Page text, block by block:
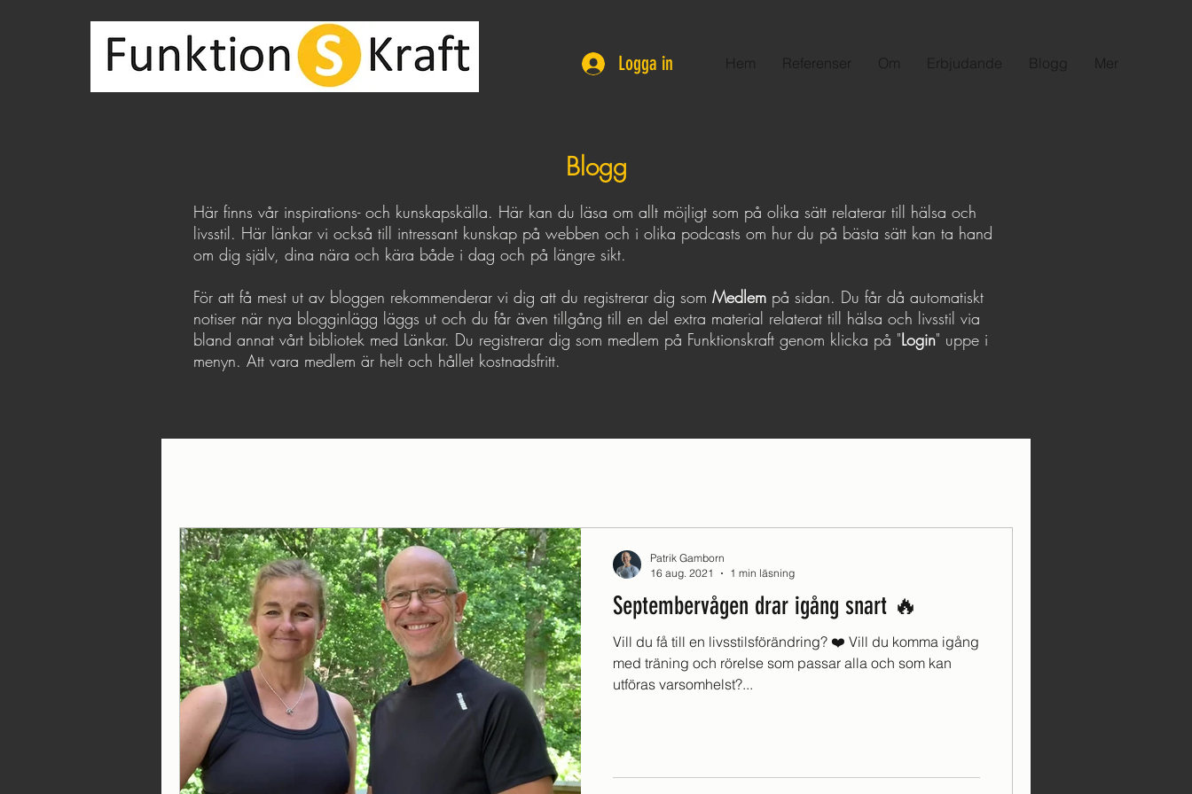
Logga in Hem Referenser Om Erbjudande Blogg Mer
Blogg
Här finns vår inspirations- och kunskapskälla. Här kan du läsa om allt möjligt som på olika sätt relaterar till hälsa och
livsstil. Här länkar vi också till intressant kunskap på webben och i olika podcasts om hur du på bästa sätt kan ta hand
om dig själv, dina nära och kära både i dag och på längre sikt.
För att få mest ut av bloggen rekommenderar vi dig att du registrerar dig som Medlem på sidan. Du får då automatiskt
notiser när nya blogginlägg läggs ut och du får även tillgång till en del extra material relaterat till hälsa och livsstil via
bland annat vårt bibliotek med Länkar. Du registrerar dig som medlem på Funktionskraft genom klicka på "Login" uppe i
menyn. Att vara medlem är helt och hållet kostnadsfritt.
Septembervågen drar igång snart 🔥
Vill du få till en livsstilsförändring? ❤️ Vill du komma igång
med träning och rörelse som passar alla och som kan
utföras varsomhelst?...
Patrik Gamborn
16 aug. 2021
1 min läsning